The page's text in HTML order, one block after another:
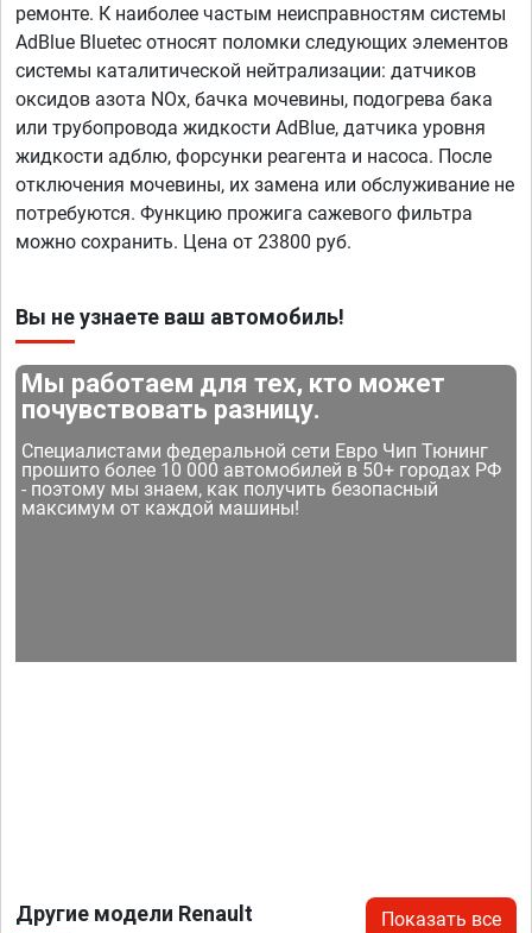
ремонте. К наиболее частым неисправностям системы
AdBlue Bluetec относят поломки следующих элементов
системы каталитической нейтрализации: датчиков
оксидов азота NOx, бачка мочевины, подогрева бака
или трубопровода жидкости AdBlue, датчика уровня
жидкости адблю, форсунки реагента и насоса. После
отключения мочевины, их замена или обслуживание не
потребуются. Функцию прожига сажевого фильтра
можно сохранить. Цена от 23800 руб.
Вы не узнаете ваш автомобиль!
Мы работаем для тех, кто может
почувствовать разницу.
Специалистами федеральной сети Евро Чип Тюнинг
прошито более 10 000 автомобилей в 50+ городах РФ
- поэтому мы знаем, как получить безопасный
максимум от каждой машины!
Другие модели Renault Показать все